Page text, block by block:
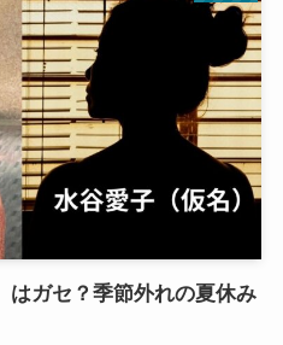
はガセ？季節外れの夏休み